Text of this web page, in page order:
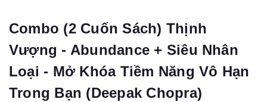
Combo (2 Cuốn Sách) Thịnh
Vượng - Abundance + Siêu Nhân
Loại - Mở Khóa Tiềm Năng Vô Hạn
Trong Bạn (Deepak Chopra)